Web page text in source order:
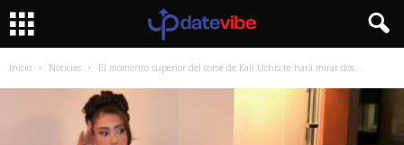
Inicio Noticias El momento superior del corsé de Kali Uchis te hará mirar dos...